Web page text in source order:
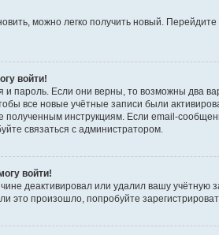
можно легко получить новый.
войти!
и пароль. Если они верны, то возможны два
все новые учётные записи были
инструкциям. Если email-
связаться с администратором.
войти!
деактивировал или удалил вашу
произошло, попробуйте